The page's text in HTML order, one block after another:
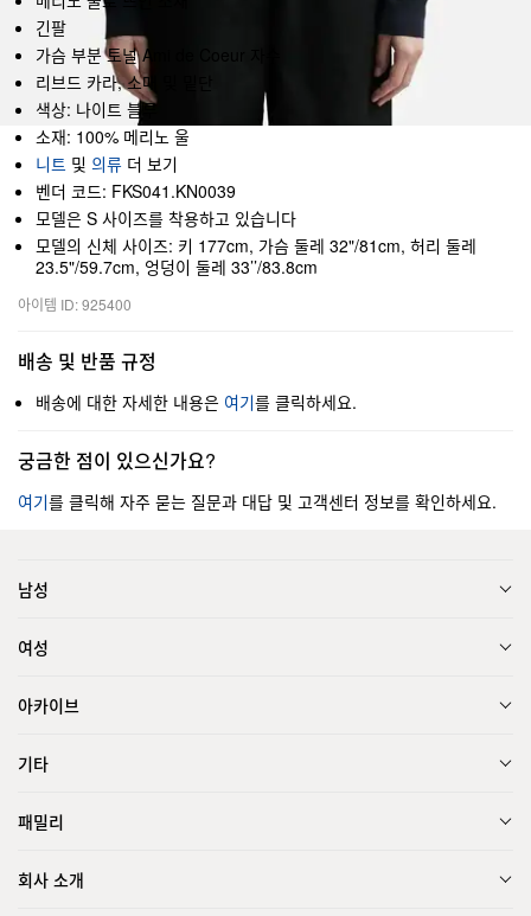
긴팔
가슴 부분 토널 Ami de Coeur 자수
리브드 카라, 소매 및 밑단
색상: 나이트 블루
소재: 100% 메리노 울
니트 및 의류 더 보기
벤더 코드: FKS041.KN0039
모델은 S 사이즈를 착용하고 있습니다
모델의 신체 사이즈: 키 177cm, 가슴 둘레 32"/81cm, 허리 둘레
23.5"/59.7cm, 엉덩이 둘레 33’’/83.8cm
아이템 ID: 925400
배송 및 반품 규정
배송에 대한 자세한 내용은 여기를 클릭하세요.
궁금한 점이 있으신가요?
여기를 클릭해 자주 묻는 질문과 대답 및 고객센터 정보를 확인하세요.
남성
여성
아카이브
기타
패밀리
회사 소개